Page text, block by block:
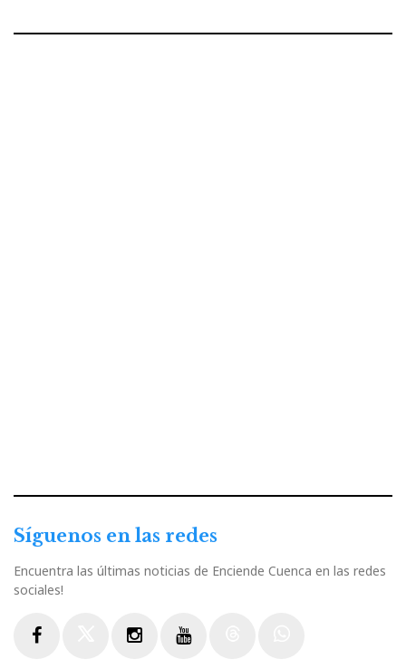
Síguenos en las redes
Encuentra las últimas noticias de Enciende Cuenca en las redes
sociales!